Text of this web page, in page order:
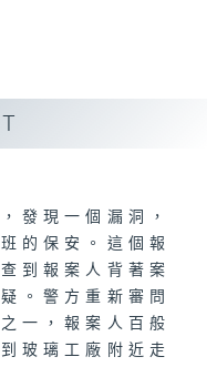
發現一個漏洞，
的保安。這個報
到報案人背著案
。警方重新審問
一，報案人百般
玻璃工廠附近走